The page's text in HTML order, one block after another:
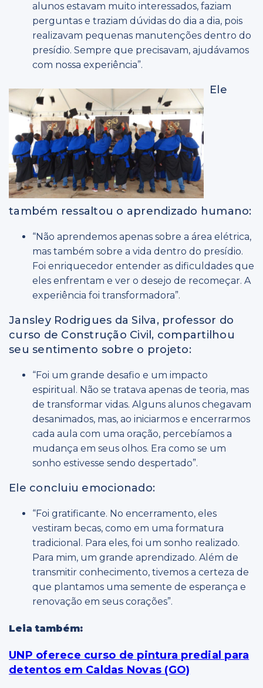
alunos estavam muito interessados, faziam
perguntas e traziam dúvidas do dia a dia, pois
realizavam pequenas manutenções dentro do
presídio. Sempre que precisavam, ajudávamos
com nossa experiência”.
Ele
também ressaltou o aprendizado humano:
“Não aprendemos apenas sobre a área elétrica,
mas também sobre a vida dentro do presídio.
Foi enriquecedor entender as dificuldades que
eles enfrentam e ver o desejo de recomeçar. A
experiência foi transformadora”.
Jansley Rodrigues da Silva, professor do
curso de Construção Civil, compartilhou
seu sentimento sobre o projeto:
“Foi um grande desafio e um impacto
espiritual. Não se tratava apenas de teoria, mas
de transformar vidas. Alguns alunos chegavam
desanimados, mas, ao iniciarmos e encerrarmos
cada aula com uma oração, percebíamos a
mudança em seus olhos. Era como se um
sonho estivesse sendo despertado”.
Ele concluiu emocionado:
“Foi gratificante. No encerramento, eles
vestiram becas, como em uma formatura
tradicional. Para eles, foi um sonho realizado.
Para mim, um grande aprendizado. Além de
transmitir conhecimento, tivemos a certeza de
que plantamos uma semente de esperança e
renovação em seus corações”.
Leia também:
UNP oferece curso de pintura predial para
detentos em Caldas Novas (GO)